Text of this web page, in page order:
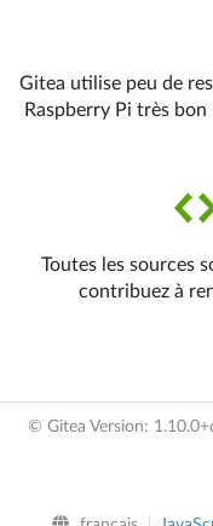
Gitea utilise peu de
Raspberry Pi très
Toutes les sources
contribuez à
© Gitea Version: